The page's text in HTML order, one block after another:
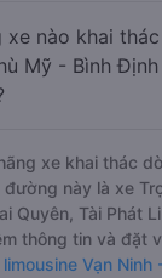
xe nào khai
Mỹ - Bình
xe khai thác
này là xe
Quyên, Tài Phát
thông tin và đặt
limousine Vạn Ninh